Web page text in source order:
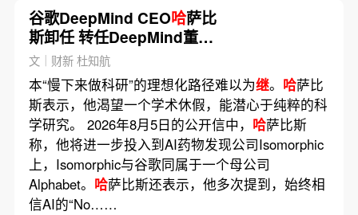
谷歌DeepMind CEO哈萨比
斯卸任 转任DeepMind董事
长及谷歌首席科学家
文｜财新 杜知航
本“慢下来做科研”的理想化路径难以为继。 哈萨比
斯表示，他渴望一个学术休假，能潜心于纯粹的科
学研究。 2026年8月5日的公开信中， 哈萨比斯
称，他将进一步投入到AI药物发现公司Isomorphic
上，Isomorphic与谷歌同属于一个母公司
Alphabet。 哈萨比斯还表示，他多次提到，始终相
信AI的“No……